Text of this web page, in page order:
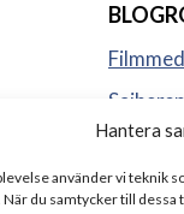
Hantera
använder vi teknik
du samtycker till dessa